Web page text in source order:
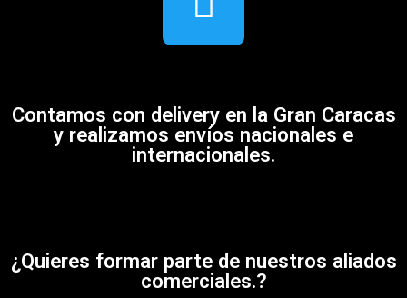
Contamos con delivery en la Gran Caracas
y realizamos envíos nacionales e
internacionales.
¿Quieres formar parte de nuestros aliados
comerciales.?